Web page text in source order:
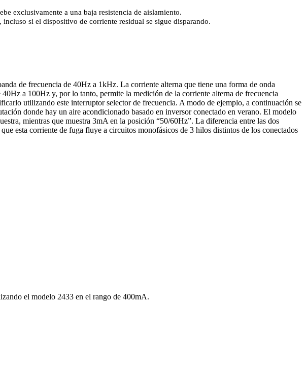
exclusivamente a una baja resistencia de aislamiento.
si el dispositivo de corriente residual se sigue disparando.
de frecuencia de 40Hz a 1kHz. La corriente alterna que tiene una forma de onda
a 100Hz y, por lo tanto, permite la medición de la corriente alterna de frecuencia
utilizando este interruptor selector de frecuencia. A modo de ejemplo, a continuación se
donde hay un aire acondicionado basado en inversor conectado en verano. El modelo
mientras que muestra 3mA en la posición “50/60Hz”. La diferencia entre las dos
esta corriente de fuga fluye a circuitos monofásicos de 3 hilos distintos de los conectados
el modelo 2433 en el rango de 400mA.